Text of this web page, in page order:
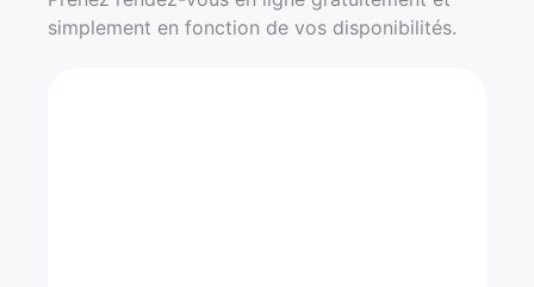
simplement en fonction de vos disponibilités.